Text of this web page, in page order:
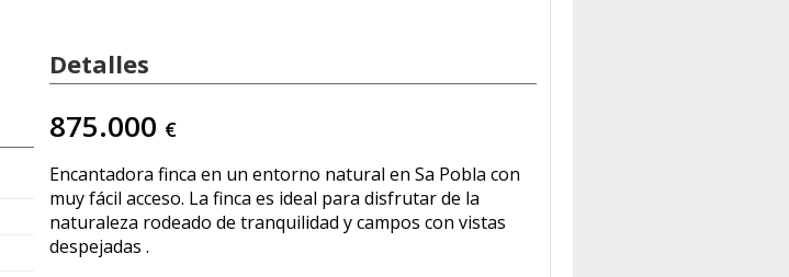
Detalles
875.000 €
Encantadora finca en un entorno natural en Sa Pobla con
muy fácil acceso. La finca es ideal para disfrutar de la
naturaleza rodeado de tranquilidad y campos con vistas
despejadas .